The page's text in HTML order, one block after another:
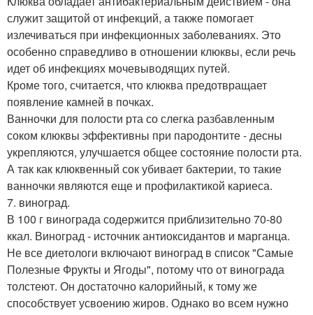
служит защитой от инфекций, а также помогает
излечиваться при инфекционных заболеваниях. Это
особенно справедливо в отношении клюквы, если речь
идет об инфекциях мочевыводящих путей.
Кроме того, считается, что клюква предотвращает
появление камней в почках.
Ванночки для полости рта со слегка разбавленным
соком клюквы эффективны при пародонтите - десны
укрепляются, улучшается общее состояние полости рта.
А так как клюквенный сок убивает бактерии, то такие
ванночки являются еще и профилактикой кариеса.
7. виноград.
В 100 г винограда содержится приблизительно 70-80
ккал. Виноград - источник антиоксидантов и марганца.
Не все диетологи включают виноград в список "Самые
Полезные Фрукты и Ягоды", потому что от винограда
толстеют. Он достаточно калорийный, к тому же
способствует усвоению жиров. Однако во всем нужно